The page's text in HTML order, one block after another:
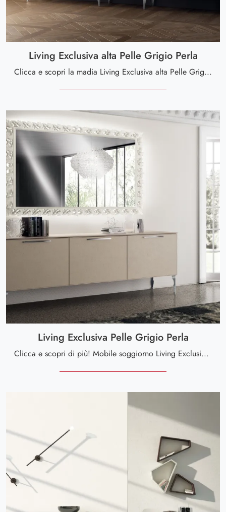
Living Exclusiva alta Pelle Grigio Perla
Clicca e scopri la madia Living Exclusiva alta Pelle Grigio Perla Scavolini: se cerchi mobili in materico per stanze classiche, questa è la soluzione ...
Living Exclusiva Pelle Grigio Perla
Clicca e scopri di più! Mobile soggiorno Living Exclusiva Pelle Grigio Perla di Scavolini in materico: ti attende per valorizzare le tue stanze ...